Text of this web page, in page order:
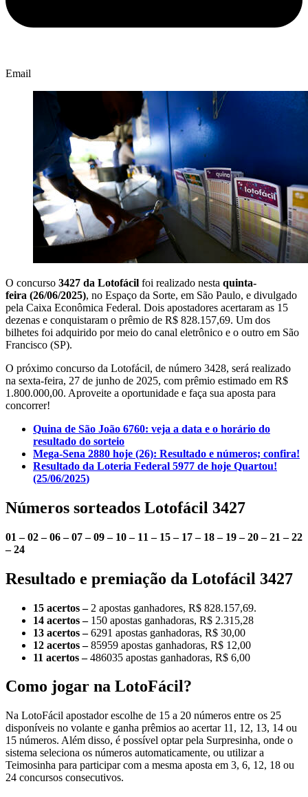
Email
O concurso 3427 da Lotofácil foi realizado nesta quinta-
feira (26/06/2025), no Espaço da Sorte, em São Paulo, e divulgado
pela Caixa Econômica Federal. Dois apostadores acertaram as 15
dezenas e conquistaram o prêmio de R$ 828.157,69. Um dos
bilhetes foi adquirido por meio do canal eletrônico e o outro em São
Francisco (SP).
O próximo concurso da Lotofácil, de número 3428, será realizado
na sexta-feira, 27 de junho de 2025, com prêmio estimado em R$
1.800.000,00. Aproveite a oportunidade e faça sua aposta para
concorrer!
Quina de São João 6760: veja a data e o horário do
resultado do sorteio
Mega-Sena 2880 hoje (26): Resultado e números; confira!
Resultado da Loteria Federal 5977 de hoje Quartou!
(25/06/2025)
Números sorteados Lotofácil 3427
01 – 02 – 06 – 07 – 09 – 10 – 11 – 15 – 17 – 18 – 19 – 20 – 21 – 22
– 24
Resultado e premiação da Lotofácil 3427
15 acertos – 2 apostas ganhadores, R$ 828.157,69.
14 acertos –150 apostas ganhadoras, R$ 2.315,28
13 acertos –6291 apostas ganhadoras, R$ 30,00
12 acertos –85959 apostas ganhadoras, R$ 12,00
11 acertos –486035 apostas ganhadoras, R$ 6,00
Como jogar na LotoFácil?
Na LotoFácil apostador escolhe de 15 a 20 números entre os 25
disponíveis no volante e ganha prêmios ao acertar 11, 12, 13, 14 ou
15 números. Além disso, é possível optar pela Surpresinha, onde o
sistema seleciona os números automaticamente, ou utilizar a
Teimosinha para participar com a mesma aposta em 3, 6, 12, 18 ou
24 concursos consecutivos.